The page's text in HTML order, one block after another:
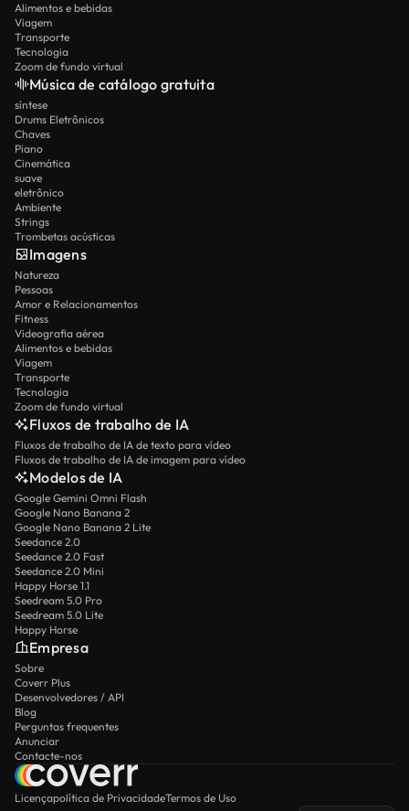
Alimentos e bebidas
Viagem
Transporte
Tecnologia
Zoom de fundo virtual
Música de catálogo gratuita
síntese
Drums Eletrônicos
Chaves
Piano
Cinemática
suave
eletrônico
Ambiente
Strings
Trombetas acústicas
Imagens
Natureza
Pessoas
Amor e Relacionamentos
Fitness
Videografia aérea
Alimentos e bebidas
Viagem
Transporte
Tecnologia
Zoom de fundo virtual
Fluxos de trabalho de IA
Fluxos de trabalho de IA de texto para vídeo
Fluxos de trabalho de IA de imagem para vídeo
Modelos de IA
Google Gemini Omni Flash
Google Nano Banana 2
Google Nano Banana 2 Lite
Seedance 2.0
Seedance 2.0 Fast
Seedance 2.0 Mini
Happy Horse 1.1
Seedream 5.0 Pro
Seedream 5.0 Lite
Happy Horse
Empresa
Sobre
Coverr Plus
Desenvolvedores / API
Blog
Perguntas frequentes
Anunciar
Contacte-nos
Licençapolítica de PrivacidadeTermos de Uso